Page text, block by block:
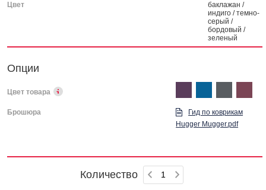
Цвет
баклажан /
индиго / темно-
серый /
бордовый /
зеленый
Опции
Цвет товара
Брошюра
Гид по коврикам
Hugger Mugger.pdf
Количество